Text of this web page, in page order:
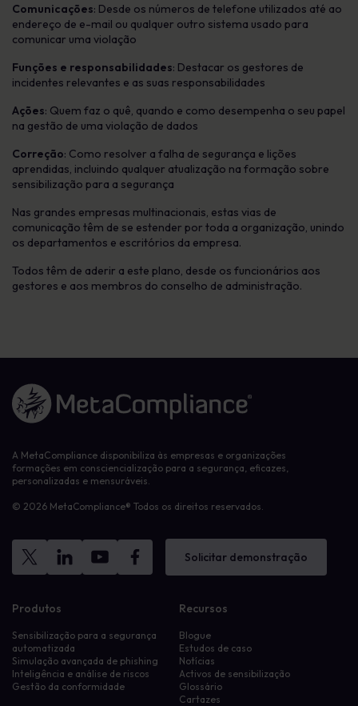
Comunicações: Desde os números de telefone utilizados até ao
endereço de e-mail ou qualquer outro sistema usado para
comunicar uma violação
Funções e responsabilidades: Destacar os gestores de
incidentes relevantes e as suas responsabilidades
Ações: Quem faz o quê, quando e como desempenha o seu papel
na gestão de uma violação de dados
Correção: Como resolver a falha de segurança e lições
aprendidas, incluindo qualquer atualização na formação sobre
sensibilização para a segurança
Nas grandes empresas multinacionais, estas vias de
comunicação têm de se estender por toda a organização, unindo
os departamentos e escritórios da empresa.
Todos têm de aderir a este plano, desde os funcionários aos
gestores e aos membros do conselho de administração.
Ligação à página inicial
A MetaCompliance disponibiliza às empresas e organizações
formações em consciencialização para a segurança, eficazes,
personalizadas e mensuráveis.
© 2026 MetaCompliance® Todos os direitos reservados.
Solicitar demonstração
Produtos
Sensibilização para a segurança
automatizada
Simulação avançada de phishing
Inteligência e análise de riscos
Gestão da conformidade
Recursos
Blogue
Estudos de caso
Notícias
Activos de sensibilização
Glossário
Cartazes